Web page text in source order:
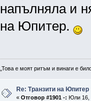
напълняла и
на Юпитер.
„Това е моят ритъм и винаги е
Re: Транзити на Юпитер
« Отговор #1901 -: Юли 16,